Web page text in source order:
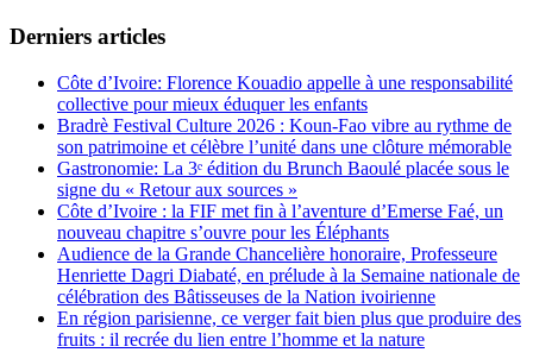
Derniers articles
Côte d’Ivoire: Florence Kouadio appelle à une responsabilité
collective pour mieux éduquer les enfants
Bradrè Festival Culture 2026 : Koun-Fao vibre au rythme de
son patrimoine et célèbre l’unité dans une clôture mémorable
Gastronomie: La 3ᵉ édition du Brunch Baoulé placée sous le
signe du « Retour aux sources »
Côte d’Ivoire : la FIF met fin à l’aventure d’Emerse Faé, un
nouveau chapitre s’ouvre pour les Éléphants
Audience de la Grande Chancelière honoraire, Professeure
Henriette Dagri Diabaté, en prélude à la Semaine nationale de
célébration des Bâtisseuses de la Nation ivoirienne
En région parisienne, ce verger fait bien plus que produire des
fruits : il recrée du lien entre l’homme et la nature